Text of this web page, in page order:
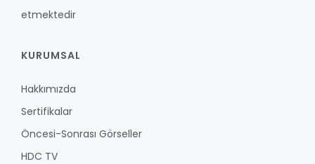
etmektedir
KURUMSAL
Hakkımızda
Sertifikalar
Öncesi-Sonrası Görseller
HDC TV